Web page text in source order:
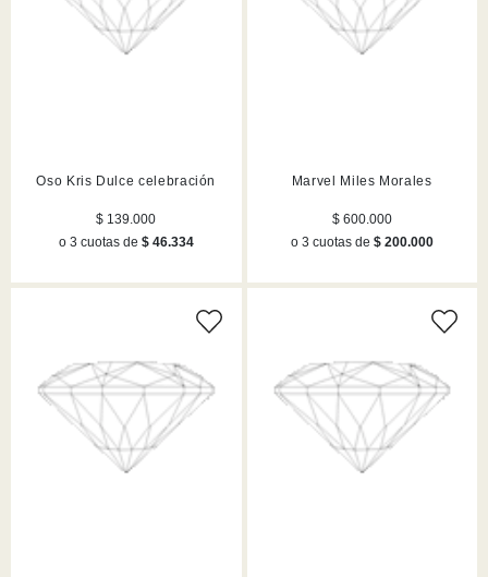
Oso Kris Dulce celebración
$ 139.000
o 3 cuotas de $ 46.334
Marvel Miles Morales
$ 600.000
o 3 cuotas de $ 200.000